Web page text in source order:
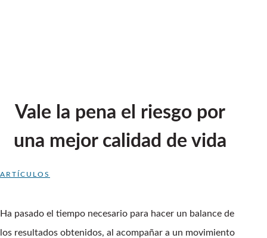
Vale la pena el riesgo por
una mejor calidad de vida
ARTÍCULOS
Ha pasado el tiempo necesario para hacer un balance de
los resultados obtenidos, al acompañar a un movimiento